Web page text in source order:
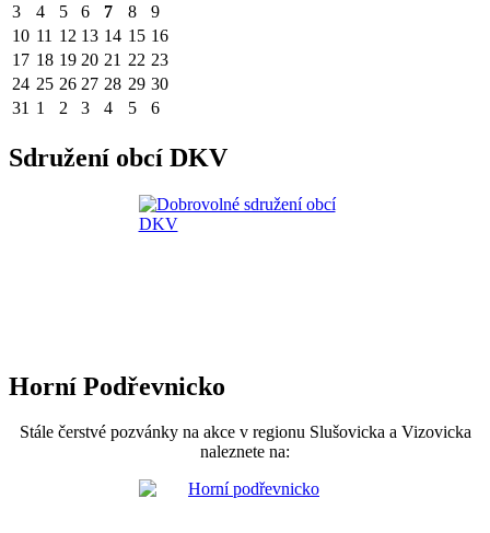
3
4 5 6 7 8
9
10 11 12 13 14 15 16
17 18 19 20 21 22 23
24 25 26 27 28 29 30
31 1 2 3 4 5 6
Sdružení obcí DKV
Horní Podřevnicko
Stále čerstvé pozvánky na akce v regionu Slušovicka a Vizovicka
naleznete na: